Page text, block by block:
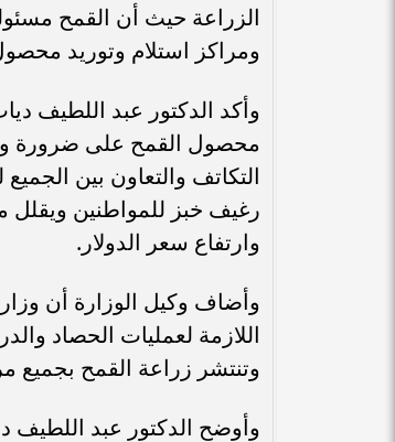
الزراعة حيث أن القمح
ومراكز استلام وتوريد
وأكد الدكتور عبد اللطيف
محصول القمح على ضرورة
التكاتف والتعاون بين
رغيف خبز للمواطنين ويقلل
وارتفاع سعر الدولار.
وأضاف وكيل الوزارة أن
وتنتشر زراعة القمح بجميع
وأوضح الدكتور عبد